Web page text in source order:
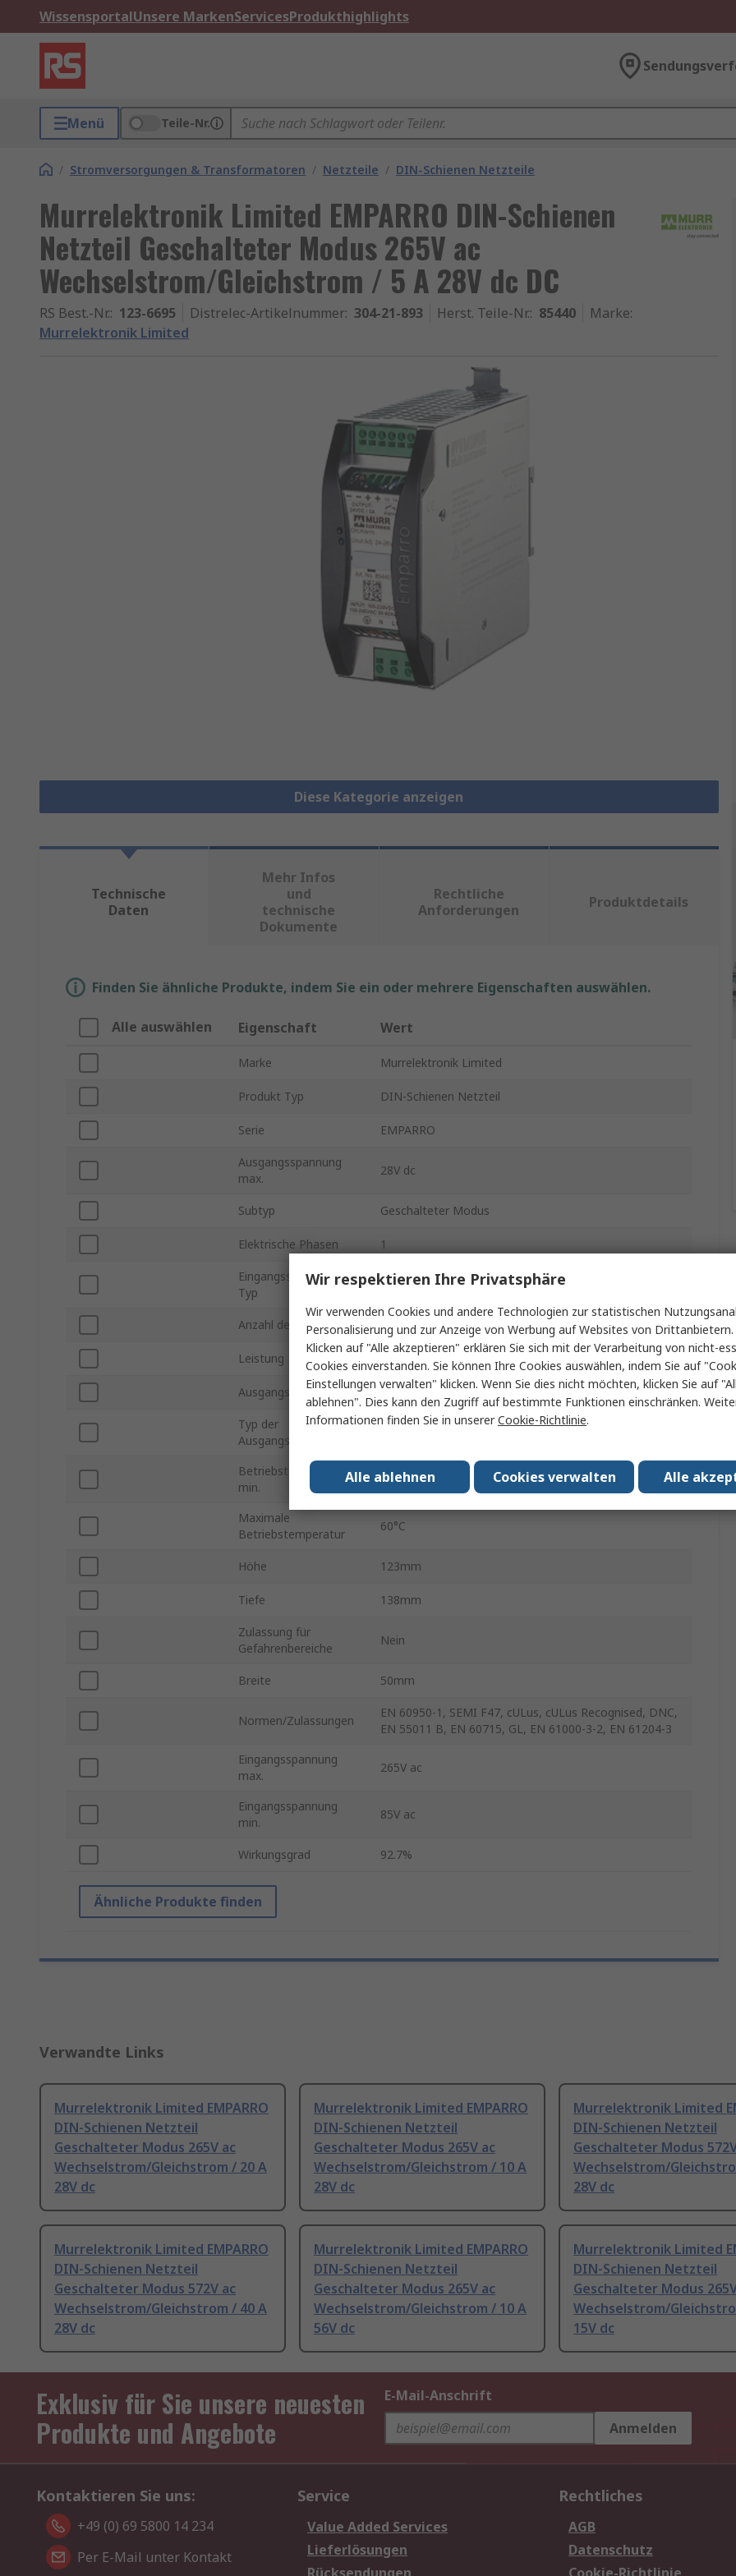
WissensportalUnsere MarkenServicesProdukthighlights
Menü Teile-Nr.
/ Stromversorgungen & Transformatoren / Netzteile / DIN-Schienen Netzteile
Murrelektronik Limited EMPARRO DIN-Schienen
Netzteil Geschalteter Modus 265V ac
Wechselstrom/Gleichstrom / 5 A 28V dc DC
RS Best.-Nr.: 123-6695 Distrelec-Artikelnummer: 304-21-893 Herst. Teile-Nr.: 85440 Marke:
Murrelektronik Limited
Diese Kategorie anzeigen
Technische
Daten
Mehr Infos
und
technische
Dokumente
Rechtliche
Anforderungen
Produktdetails
Finden Sie ähnliche Produkte, indem Sie ein oder mehrere Eigenschaften auswählen.
Alle auswählen Eigenschaft Wert
Marke Murrelektronik Limited
Produkt Typ DIN-Schienen Netzteil
Serie EMPARRO
Ausgangsspannung
max.
28V dc
Subtyp Geschalteter Modus
Elektrische Phasen 1
Eingangsspannung
Typ
Wechselstrom/Gleichstrom
Anzahl der Ausgänge 1
Leistung 120W
Ausgangsstrom 5A
Typ der
Ausgangsspannung
Betriebstemperatur
min.
-25°C
Maximale
Betriebstemperatur
60°C
Höhe 123mm
Tiefe 138mm
Zulassung für
Gefahrenbereiche
Nein
Breite 50mm
Normen/Zulassungen
EN 60950-1, SEMI F47, cULus, cULus Recognised, DNC,
EN 55011 B, EN 60715, GL, EN 61000-3-2, EN 61204-3
Eingangsspannung
max.
265V ac
Eingangsspannung
min.
85V ac
Wirkungsgrad 92.7%
Ähnliche Produkte finden
Verwandte Links
Murrelektronik Limited EMPARRO
DIN-Schienen Netzteil
Geschalteter Modus 265V ac
Wechselstrom/Gleichstrom / 20 A
28V dc
Murrelektronik Limited EMPARRO
DIN-Schienen Netzteil
Geschalteter Modus 265V ac
Wechselstrom/Gleichstrom / 10 A
28V dc
Murrelektronik Limited
DIN-Schienen Netzteil
Geschalteter Modus
Wechselstrom/
28V dc
Murrelektronik Limited EMPARRO
DIN-Schienen Netzteil
Geschalteter Modus 572V ac
Wechselstrom/Gleichstrom / 40 A
28V dc
Murrelektronik Limited EMPARRO
DIN-Schienen Netzteil
Geschalteter Modus 265V ac
Wechselstrom/Gleichstrom / 10 A
56V dc
Murrelektronik Limited
DIN-Schienen Netzteil
Geschalteter Modus
Wechselstrom/
15V dc
Exklusiv für Sie unsere neuesten
Produkte und Angebote
E-Mail-Anschrift
Anmelden
Kontaktieren Sie uns:
+49 (0) 69 5800 14 234
Per E-Mail unter Kontakt
Service
Value Added Services
Lieferlösungen
Rechtliches
AGB
Datenschutz
Wir respektieren Ihre Privatsphäre
Wir verwenden Cookies und andere Technologien zur statistischen
Personalisierung und zur Anzeige von Werbung auf Websites von
Klicken auf "Alle akzeptieren" erklären Sie sich mit der Verarbeitung von nicht-
Cookies einverstanden. Sie können Ihre Cookies auswählen, indem Sie auf
Einstellungen verwalten" klicken. Wenn Sie dies nicht möchten, klicken Sie auf
ablehnen". Dies kann den Zugriff auf bestimmte Funktionen einschränken.
Informationen finden Sie in unsererCookie-Richtlinie.
Alle
Cookies verwalten
Alle ablehnen